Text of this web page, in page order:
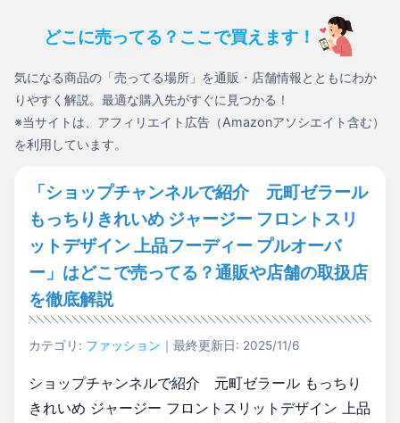
どこに売ってる？ここで買えます！
気になる商品の「売ってる場所」を通販・店舗情報とともにわか
りやすく解説。最適な購入先がすぐに見つかる！
※当サイトは、アフィリエイト広告（Amazonアソシエイト含む）
を利用しています。
「ショップチャンネルで紹介 元町ゼラール
もっちりきれいめ ジャージー フロントスリ
ットデザイン 上品フーディー プルオーバ
ー」はどこで売ってる？通販や店舗の取扱店
を徹底解説
カテゴリ: ファッション ｜最終更新日: 2025/11/6
ショップチャンネルで紹介 元町ゼラール もっちり
きれいめ ジャージー フロントスリットデザイン 上品